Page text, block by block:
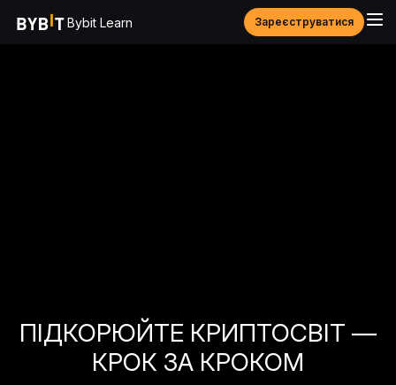
Bybit Learn Зареєструватися
ПІДКОРЮЙТЕ КРИПТОСВІТ —
КРОК ЗА КРОКОМ